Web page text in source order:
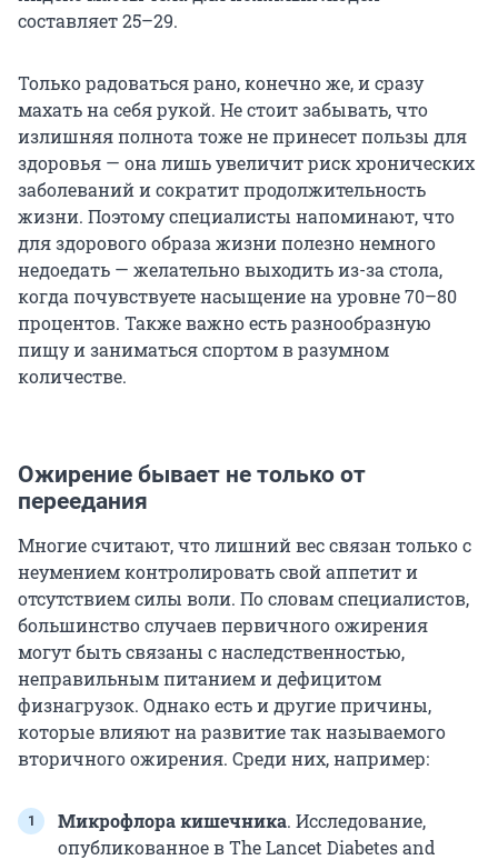
составляет 25–29.
Только радоваться рано, конечно же, и сразу
махать на себя рукой. Не стоит забывать, что
излишняя полнота тоже не принесет пользы для
здоровья — она лишь увеличит риск хронических
заболеваний и сократит продолжительность
жизни. Поэтому специалисты напоминают, что
для здорового образа жизни полезно немного
недоедать — желательно выходить из-за стола,
когда почувствуете насыщение на уровне 70–80
процентов. Также важно есть разнообразную
пищу и заниматься спортом в разумном
количестве.
Ожирение бывает не только от
переедания
Многие считают, что лишний вес связан только с
неумением контролировать свой аппетит и
отсутствием силы воли. По словам специалистов,
большинство случаев первичного ожирения
могут быть связаны с наследственностью,
неправильным питанием и дефицитом
физнагрузок. Однако есть и другие причины,
которые влияют на развитие так называемого
вторичного ожирения. Среди них, например:
Микрофлора кишечника. Исследование,
опубликованное в The Lancet Diabetes and